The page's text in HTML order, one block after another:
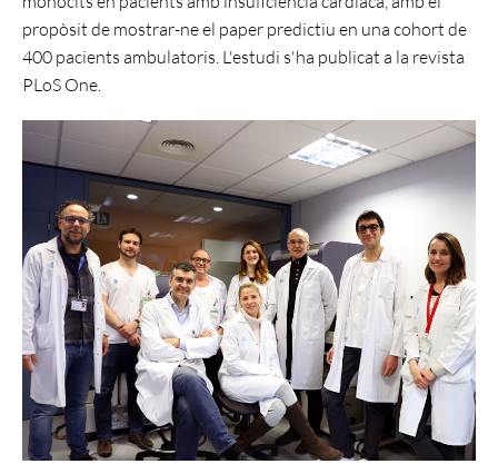
propòsit de mostrar-ne el paper predictiu en una cohort de
400 pacients ambulatoris. L'estudi s'ha publicat a la revista
PLoS One.